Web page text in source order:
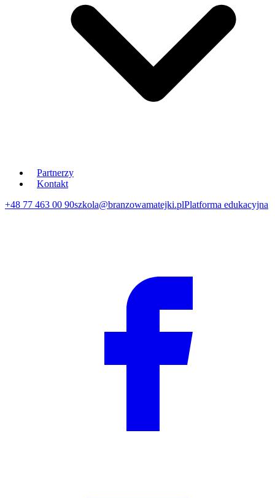
Partnerzy
Kontakt
+48 77 463 00 90szkola@branzowamatejki.plPlatforma edukacyjna